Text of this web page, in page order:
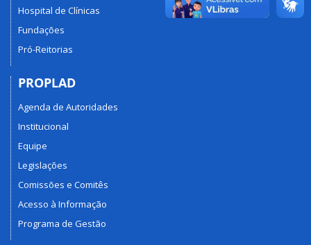
Hospital de Clínicas
Fundações
Pró-Reitorias
PROPLAD
Agenda de Autoridades
Institucional
Equipe
Legislações
Comissões e Comitês
Acesso à Informação
Programa de Gestão